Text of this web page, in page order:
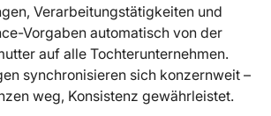
Verarbeitungstätigkeiten und
Vorgaben automatisch von der
auf alle Tochterunternehmen.
synchronisieren sich konzernweit –
weg, Konsistenz gewährleistet.